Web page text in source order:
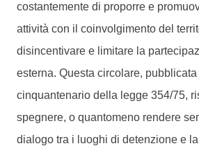
costantemente di proporre e
attività con il coinvolgimento del
disincentivare e limitare la
esterna. Questa circolare, pubblicata
cinquantenario della legge 354/75,
spegnere, o quantomeno rendere
dialogo tra i luoghi di detenzione e